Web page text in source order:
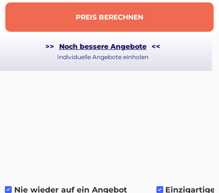
Über
PREIS BERECHNEN
>> Noch bessere Angebote <<
Individuelle Angebote einholen
Nie wieder auf ein Angebot
Einzigartige